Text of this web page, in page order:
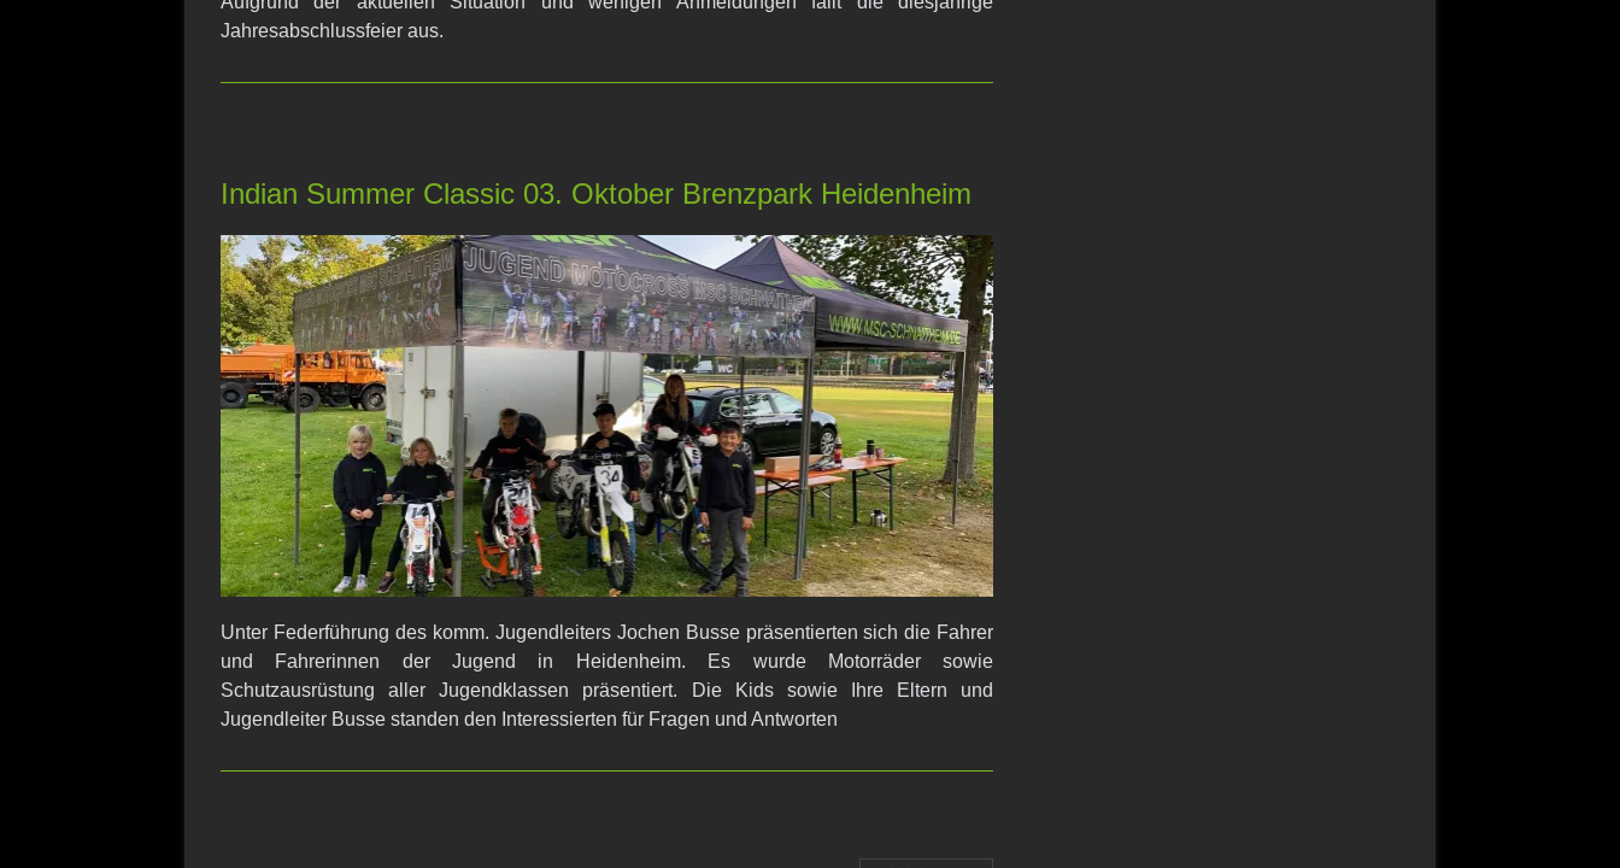
Jahresabschlussfeier aus.
Indian Summer Classic 03. Oktober Brenzpark Heidenheim
Unter Federführung des komm. Jugendleiters Jochen Busse präsentierten sich die Fahrer
und Fahrerinnen der Jugend in Heidenheim. Es wurde Motorräder sowie
Schutzausrüstung aller Jugendklassen präsentiert. Die Kids sowie Ihre Eltern und
Jugendleiter Busse standen den Interessierten für Fragen und Antworten